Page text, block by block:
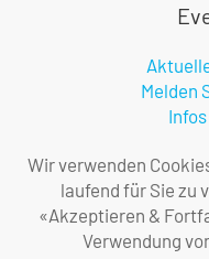
Melden
Wir verwenden
laufend für Sie zu
«Akzeptieren &
Verwendung